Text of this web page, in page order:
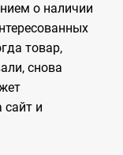
о наличии
товар,
снова
сайт и